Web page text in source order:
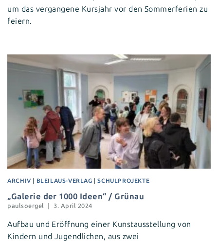
um das vergangene Kursjahr vor den Sommerferien zu
feiern.
ARCHIV BLEILAUS-VERLAG |SCHULPROJEKTE
„Galerie der 1000 Ideen“ / Grünau
paulsoergel 3. April 2024
Aufbau und Eröffnung einer Kunstausstellung von
Kindern und Jugendlichen, aus zwei